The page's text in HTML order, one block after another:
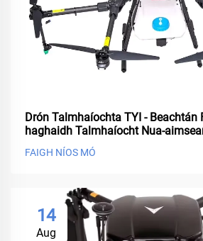
Drón Talmhaíochta TYI - Beachtán
haghaidh Talmhaíocht Nua-
FAIGH NÍOS MÓ
14
Aug